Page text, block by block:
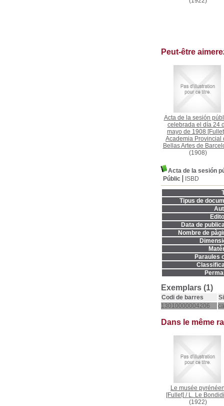
Peut-être
Acta de la sesión
celebrada el día 24
mayo de 1908
Academia Provincial
Bellas Artes de
(1908)
Acta de la sesión
Públic
ISBD
Tipus de
Data de
Nombre de
Paraules
Exemplars (1)
Codi de barres
13010000004206
Dans le même
Le musée
[Fullet] / L. Le
(1922)